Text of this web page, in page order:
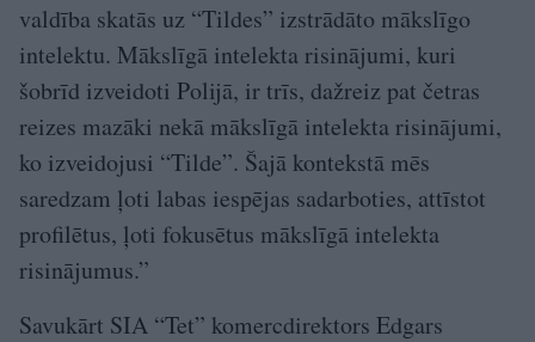
valdība skatās uz “Tildes” izstrādāto mākslīgo
intelektu. Mākslīgā intelekta risinājumi, kuri
šobrīd izveidoti Polijā, ir trīs, dažreiz pat četras
reizes mazāki nekā mākslīgā intelekta risinājumi,
ko izveidojusi “Tilde”. Šajā kontekstā mēs
saredzam ļoti labas iespējas sadarboties, attīstot
profilētus, ļoti fokusētus mākslīgā intelekta
risinājumus.”
Savukārt SIA “Tet” komercdirektors Edgars